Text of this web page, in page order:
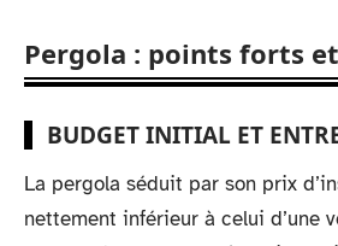
Pergola : points forts
BUDGET INITIAL ET
La pergola séduit par son prix
nettement inférieur à celui d’une